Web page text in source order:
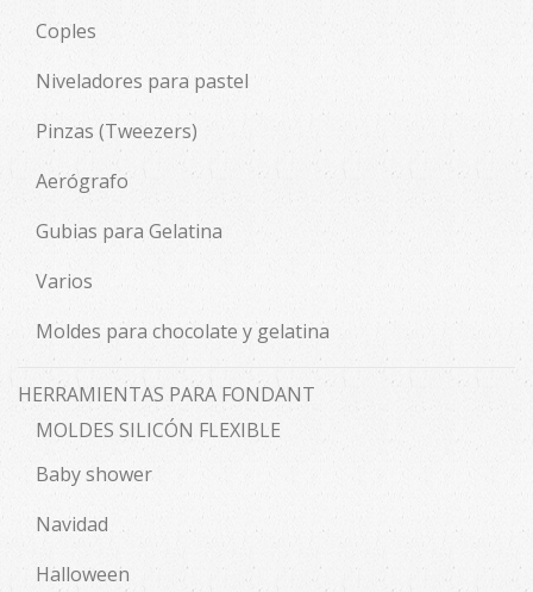
Coples
Niveladores para pastel
Pinzas (Tweezers)
Aerógrafo
Gubias para Gelatina
Varios
Moldes para chocolate y gelatina
HERRAMIENTAS PARA FONDANT
MOLDES SILICÓN FLEXIBLE
Baby shower
Navidad
Halloween